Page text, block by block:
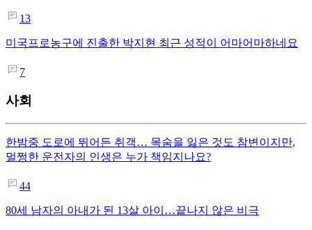
13
미국프로농구에 진출한 박지현 최근 성적이 어마어마하네요
7
사회
한밤중 도로에 뛰어든 취객… 목숨을 잃은 것도 참변이지만,
멀쩡한 운전자의 인생은 누가 책임지나요?
44
80세 남자의 아내가 된 13살 아이…끝나지 않은 비극